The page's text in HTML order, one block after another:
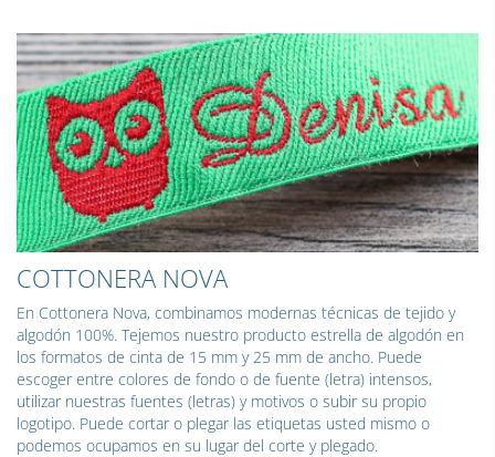
COTTONERA NOVA
En Cottonera Nova, combinamos modernas técnicas de tejido y
algodón 100%. Tejemos nuestro producto estrella de algodón en
los formatos de cinta de 15 mm y 25 mm de ancho. Puede
escoger entre colores de fondo o de fuente (letra) intensos,
utilizar nuestras fuentes (letras) y motivos o subir su propio
logotipo. Puede cortar o plegar las etiquetas usted mismo o
podemos ocupamos en su lugar del corte y plegado.